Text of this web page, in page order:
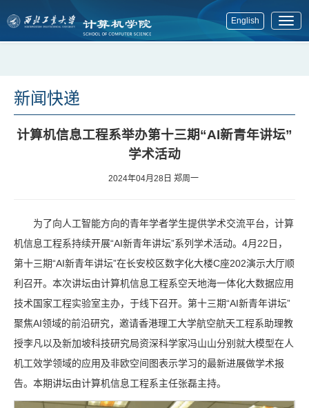
English
展
新闻快递
计算机信息工程系举办第十三期“AI新青年讲坛”
学术活动
2024年04月28日 郑周一
为了向人工智能方向的青年学者学生提供学术交流平台，计算
机信息工程系持续开展“AI新青年讲坛”系列学术活动。4月22日，
第十三期“AI新青年讲坛”在长安校区数字化大楼C座202演示大厅顺
利召开。本次讲坛由计算机信息工程系空天地海一体化大数据应用
技术国家工程实验室主办，于线下召开。第十三期“AI新青年讲坛”
聚焦AI领域的前沿研究，邀请香港理工大学航空航天工程系助理教
授李凡以及新加坡科技研究局资深科学家冯山山分别就大模型在人
机工效学领域的应用及非欧空间图表示学习的最新进展做学术报
告。本期讲坛由计算机信息工程系主任张磊主持。